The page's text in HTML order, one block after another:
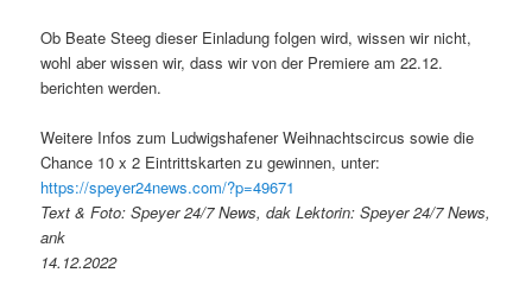
Ob Beate Steeg dieser Einladung folgen wird, wissen wir nicht,
wohl aber wissen wir, dass wir von der Premiere am 22.12.
berichten werden.
Weitere Infos zum Ludwigshafener Weihnachtscircus sowie die
Chance 10 x 2 Eintrittskarten zu gewinnen, unter:
https://speyer24news.com/?p=49671
Text & Foto: Speyer 24/7 News, dak Lektorin: Speyer 24/7 News,
ank
14.12.2022